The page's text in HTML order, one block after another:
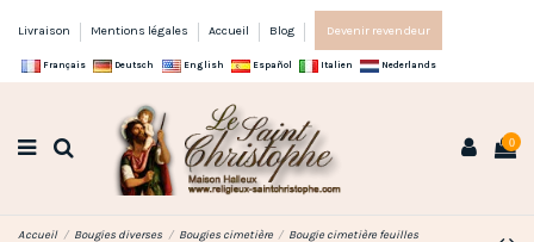
Livraison Mentions légales Accueil Blog Devenir revendeur
Français Deutsch English Español Italien Nederlands
0
Accueil Bougies diverses Bougies cimetière
Bougie cimetière feuilles